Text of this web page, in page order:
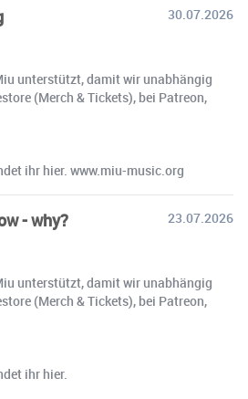
30.07.2026
unterstützt, damit wir unabhängig
(Merch & Tickets), bei Patreon,
ihr hier. www.miu-music.org
- why?
23.07.2026
unterstützt, damit wir unabhängig
(Merch & Tickets), bei Patreon,
ihr hier.